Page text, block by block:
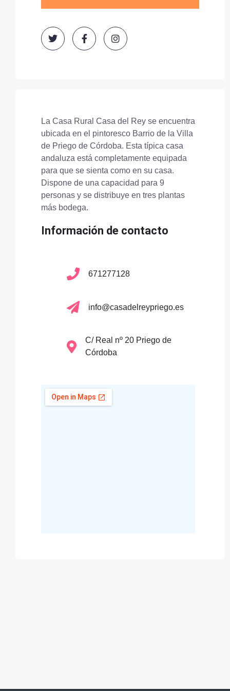
La Casa Rural Casa del Rey se encuentra
ubicada en el pintoresco Barrio de la Villa
de Priego de Córdoba. Esta típica casa
andaluza está completamente equipada
para que se sienta como en su casa.
Dispone de una capacidad para 9
personas y se distribuye en tres plantas
más bodega.
Información de contacto
671277128
info@casadelreypriego.es
C/ Real nº 20 Priego de
Córdoba